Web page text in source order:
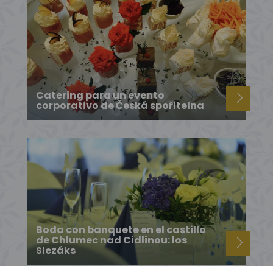
Catering para un evento
corporativo de Česká spořitelna
Boda con banquete en el castillo
de Chlumec nad Cidlinou: los
Slezáks